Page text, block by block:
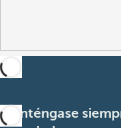
Manténgase